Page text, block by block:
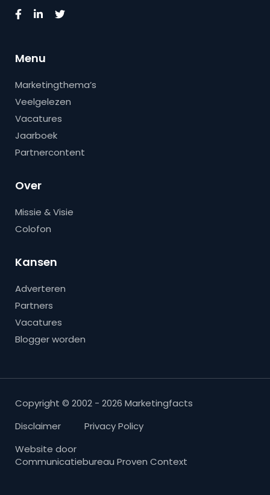
Menu
Marketingthema’s
Veelgelezen
Vacatures
Jaarboek
Partnercontent
Over
Missie & Visie
Colofon
Kansen
Adverteren
Partners
Vacatures
Blogger worden
Copyright © 2002 - 2026 Marketingfacts
Disclaimer
Privacy Policy
Website door
Communicatiebureau Proven Context